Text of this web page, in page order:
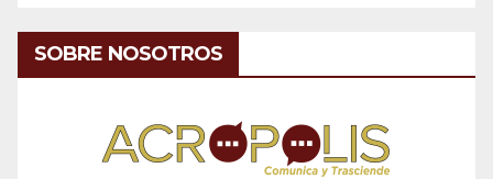
SOBRE NOSOTROS